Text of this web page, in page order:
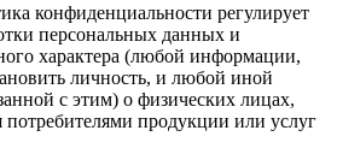
конфиденциальности регулирует
персональных данных и
характера (любой информации,
личность, и любой иной
с этим) о физических лицах,
потребителями продукции или услуг